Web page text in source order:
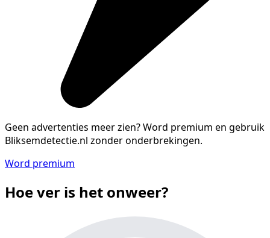
Geen advertenties meer zien?Word premium en gebruik
Bliksemdetectie.nl zonder onderbrekingen.
Word premium
Hoe ver is het onweer?